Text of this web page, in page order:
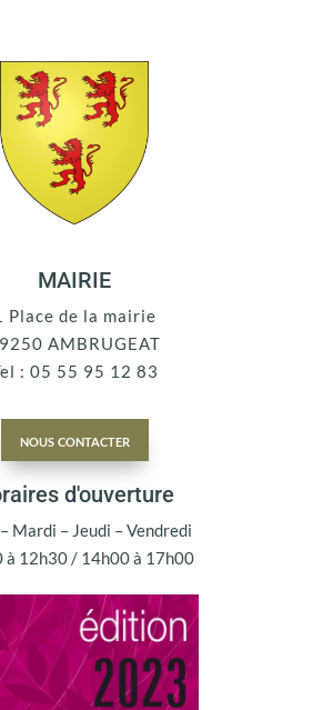
MAIRIE
Place de la mairie
AMBRUGEAT
: 05 55 95 12 83
nous contacter
d'ouverture
Mardi – Jeudi – Vendredi
à 12h30 / 14h00 à 17h00